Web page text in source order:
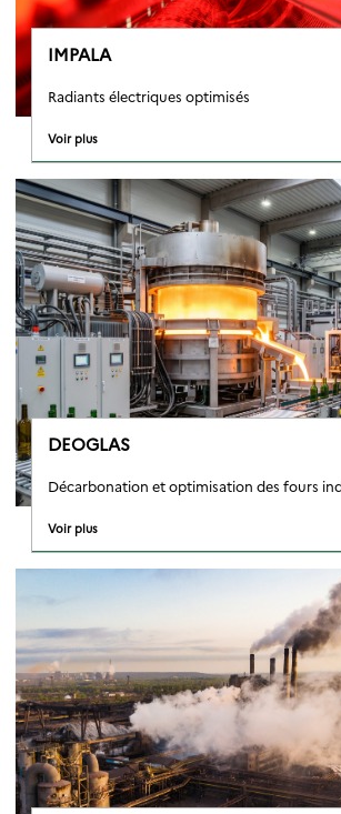
IMPALA
Radiants électriques optimisés
Voir plus
DEOGLAS
Décarbonation et optimisation des fours
Voir plus